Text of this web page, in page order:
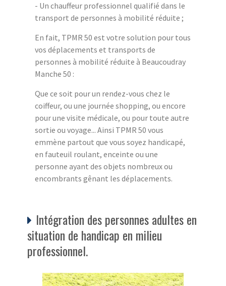
- Un chauffeur professionnel qualifié dans le
transport de personnes à mobilité réduite ;
En fait, TPMR 50 est votre solution pour tous
vos déplacements et transports de
personnes à mobilité réduite à Beaucoudray
Manche 50 :
Que ce soit pour un rendez-vous chez le
coiffeur, ou une journée shopping, ou encore
pour une visite médicale, ou pour toute autre
sortie ou voyage... Ainsi TPMR 50 vous
emmène partout que vous soyez handicapé,
en fauteuil roulant, enceinte ou une
personne ayant des objets nombreux ou
encombrants gênant les déplacements.
Intégration des personnes adultes en
situation de handicap en milieu
professionnel.